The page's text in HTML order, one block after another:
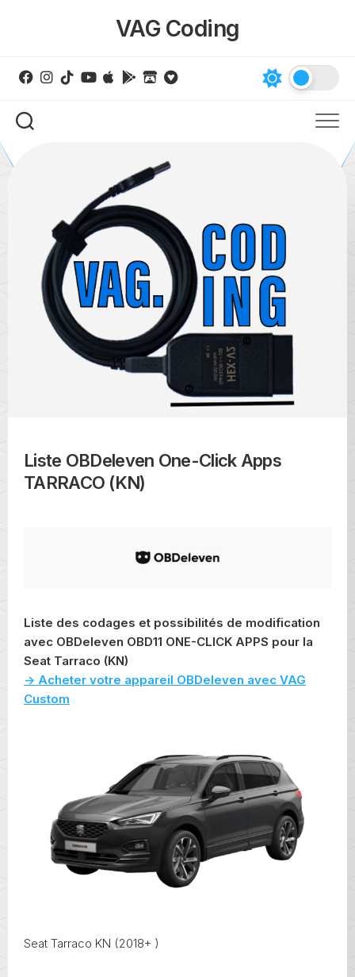
VAG Coding
Liste OBDeleven One-Click Apps
TARRACO (KN)
Liste des codages et possibilités de modification
avec OBDeleven OBD11 ONE-CLICK APPS pour la
Seat Tarraco (KN)
-> Acheter votre appareil OBDeleven avec VAG
Custom
Seat Tarraco KN (2018+ )